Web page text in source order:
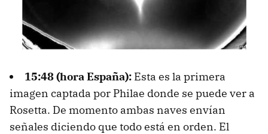
15:48 (hora España): Esta es la primera
imagen captada por Philae donde se puede ver a
Rosetta. De momento ambas naves envían
señales diciendo que todo está en orden. El